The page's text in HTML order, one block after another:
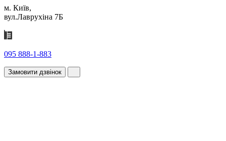
м. Київ,
вул.Лаврухіна 7Б
095 888-1-883
Замовити дзвінок